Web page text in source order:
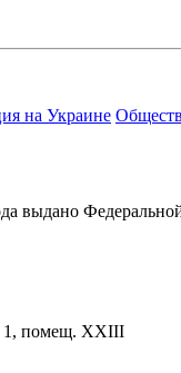
на Украине
выдано
1, помещ. XXIII